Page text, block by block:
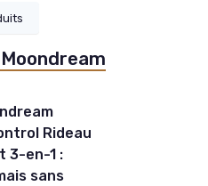
Rideau
3-en-1 :
sans